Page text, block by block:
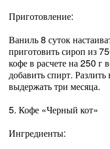
Приготовление:
Ваниль 8 суток
приготовить сироп из
кофе в расчете на 250 г
добавить спирт.
выдержать три месяца.
5. Кофе «Черный кот»
Ингредиенты: